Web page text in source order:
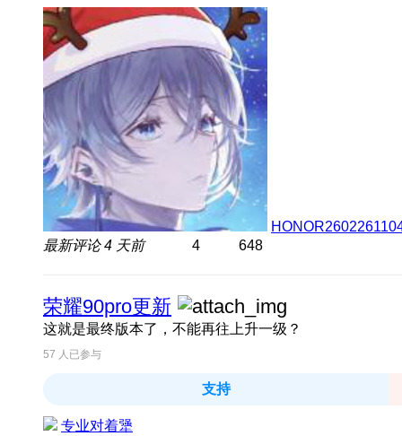
最新评论4 天前 4 648
荣耀90pro更新
这就是最终版本了，不能再往上升一级？
57 人已参与
支持
专业对着犟